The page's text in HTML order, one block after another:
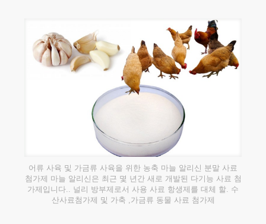
어류 사육 및 가금류 사육을 위한 농축 마늘 알리신 분말 사료
첨가제 마늘 알리신은 최근 몇 년간 새로 개발된 다기능 사료 첨
가제입니다.. 널리 방부제로서 사용 사료 항생제를 대체 할. 수
산사료첨가제 및 가축 ,가금류 동물 사료 첨가제